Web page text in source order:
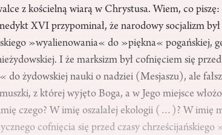
z kościelną wiarą w Chrystusa. Wiem, co piszę:
XVI przypominał, że narodowy socjalizm
»wyalienowania« do »piękna« pogańskiej,
I że marksizm był cofnięciem się
do żydowskiej nauki o nadziei (Mesjaszu), ale
z której wyjęto Boga, a w Jego miejsce
czego? W imię oszalałej ekologii (…)? W imię
cofnięcia się przed czasy